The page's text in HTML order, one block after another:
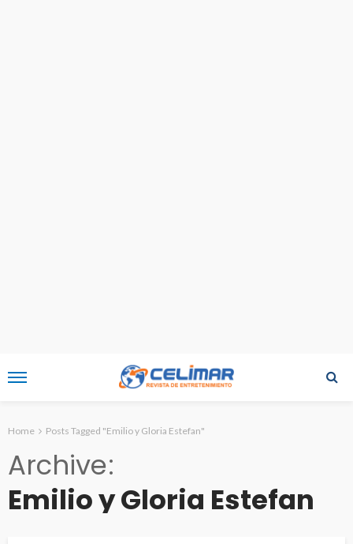
Home Posts Tagged "Emilio y Gloria Estefan"
Archive
Emilio y Gloria Estefan